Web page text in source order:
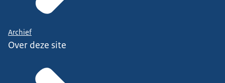
Archief
Over deze site